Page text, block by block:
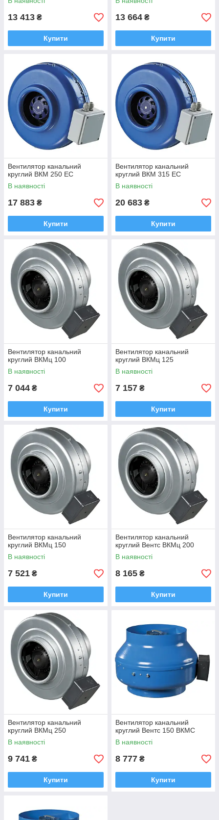
13 413 ₴
Купити
13 664 ₴
Купити
Вентилятор канальний
круглий ВКМ 250 EC
В наявності
17 883 ₴
Купити
Вентилятор канальний
круглий ВКМ 315 EC
В наявності
20 683 ₴
Купити
Вентилятор канальний
круглий ВКМц 100
В наявності
7 044 ₴
Купити
Вентилятор канальний
круглий ВКМц 125
В наявності
7 157 ₴
Купити
Вентилятор канальний
круглий ВКМц 150
В наявності
7 521 ₴
Купити
Вентилятор канальний
круглий Вентс ВКМц 200
В наявності
8 165 ₴
Купити
Вентилятор канальний
круглий ВКМц 250
В наявності
9 741 ₴
Купити
Вентилятор канальний
круглий Вентс 150 ВКМС
В наявності
8 777 ₴
Купити